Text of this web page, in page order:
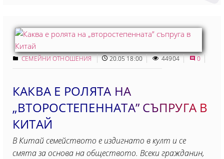
СЕМЕЙНИ ОТНОШЕНИЯ 20.05 18:00 44904 0
КАКВА Е РОЛЯТА НА
„ВТОРОСТЕПЕННАТА” СЪПРУГА В
КИТАЙ
В Китай семейството е издигнато в култ и се
смята за основа на обществото. Всеки гражданин,